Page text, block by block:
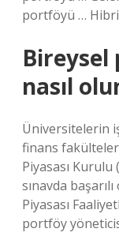
portföyü …
nasıl
Üniversitelerin
finans
Piyasası Kurulu
sınavda
Piyasası
portföy